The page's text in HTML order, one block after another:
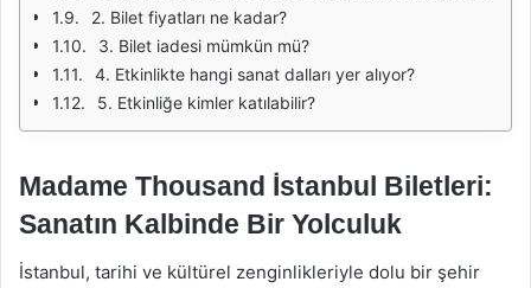
2. Bilet fiyatları ne kadar?
3. Bilet iadesi mümkün mü?
4. Etkinlikte hangi sanat dalları yer alıyor?
5. Etkinliğe kimler katılabilir?
Madame Thousand İstanbul Biletleri:
Sanatın Kalbinde Bir Yolculuk
İstanbul, tarihi ve kültürel zenginlikleriyle dolu bir şehir